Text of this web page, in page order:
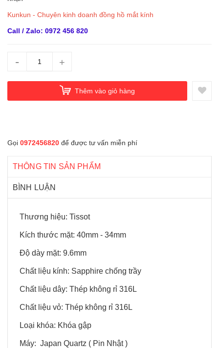
Kunkun - Chuyên kinh doanh đồng hồ mắt kính
Call / Zalo: 0972 456 820
- +
Thêm vào giỏ hàng
Gọi 0972456820 để được tư vấn miễn phí
THÔNG TIN SẢN PHẨM
BÌNH LUẬN
Thương hiệu: Tissot
Kích thước mặt: 40mm - 34mm
Độ dày mặt: 9.6mm
Chất liệu kính: Sapphire chống trầy
Chất liệu dây: Thép không rỉ 316L
Chất liệu vỏ: Thép không rỉ 316L
Loại khóa: Khóa gập
Máy: Japan Quartz ( Pin Nhật )